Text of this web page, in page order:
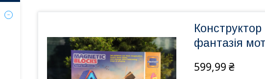
фантазія
599,99 ₴